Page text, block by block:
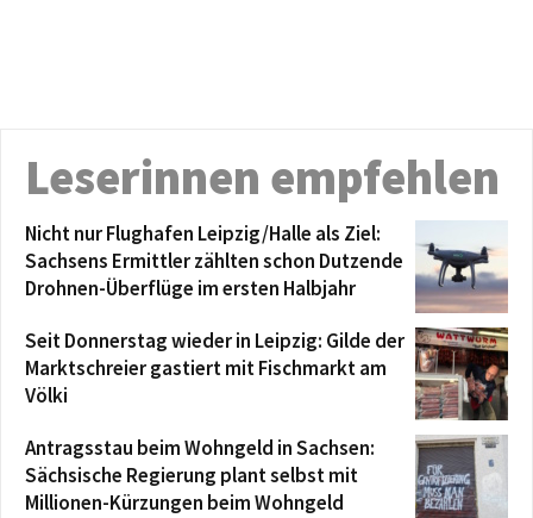
Leserinnen empfehlen
Nicht nur Flughafen Leipzig/Halle als Ziel:
Sachsens Ermittler zählten schon Dutzende
Drohnen-Überflüge im ersten Halbjahr
Seit Donnerstag wieder in Leipzig: Gilde der
Marktschreier gastiert mit Fischmarkt am
Völki
Antragsstau beim Wohngeld in Sachsen:
Sächsische Regierung plant selbst mit
Millionen-Kürzungen beim Wohngeld